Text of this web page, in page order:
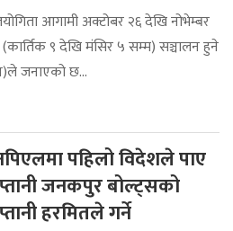
आगामी अक्टोबर २६ देखि नोभेम्बर
(कार्तिक ९ देखि मंसिर ५ सम्म) सञ्चालन हुने
जनाएको छ...
पहिलो विदेशले पाए
जनकपुर बोल्ट्सको
हरमितले गर्ने